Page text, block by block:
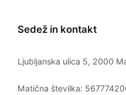
Sedež in kontakt
Ljubljanska ulica 5, 2000
Matična številka: